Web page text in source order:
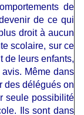
de
de ce qui
droit à aucun
scolaire, sur ce
de leurs enfants,
avis. Même dans
des délégués on
seule possibilité
Ils sont dans